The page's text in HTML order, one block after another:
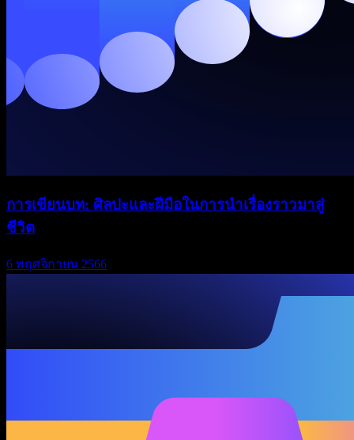
การเขียนบท: ศิลปะและฝีมือในการนำเรื่องราวมาสู่
ชีวิต
6 พฤศจิกายน 2566